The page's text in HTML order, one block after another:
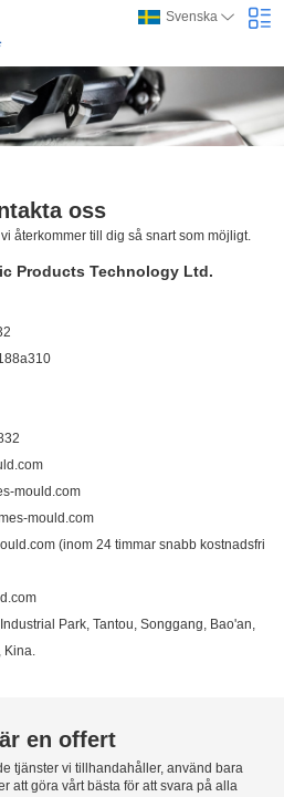
Svenska
oss
återkommer till dig så snart som möjligt.
Products Technology Ltd.
mould.com
mould.com
(inom 24 timmar snabb kostnadsfri
Park, Tantou, Songgang, Bao'an,
en offert
tjänster vi tillhandahåller, använd bara
att göra vårt bästa för att svara på alla